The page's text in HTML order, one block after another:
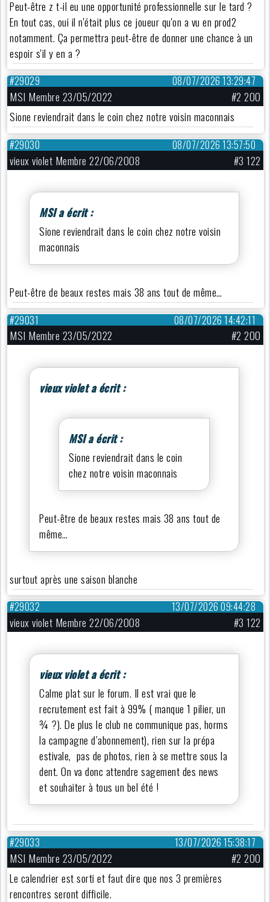
Peut-être z t-il eu une opportunité professionnelle sur le tard ?
En tout cas, oui il n'était plus ce joueur qu'on a vu en prod2
notamment. Ça permettra peut-être de donner une chance à un
espoir s'il y en a ?
08/07/2026 13:29:47
#29029
MSI Membre 23/05/2022
#2 200
Sione reviendrait dans le coin chez notre voisin maconnais
08/07/2026 13:57:50
#29030
vieux violet Membre 22/06/2008 #3 122
MSI a écrit :
Sione reviendrait dans le coin chez notre voisin
maconnais
Peut-être de beaux restes mais 38 ans tout de même…
08/07/2026 14:42:11
#29031
MSI Membre 23/05/2022 #2 200
vieux violet a écrit :
MSI a écrit :
Sione reviendrait dans le coin
chez notre voisin maconnais
Peut-être de beaux restes mais 38 ans tout de
même…
surtout après une saison blanche
13/07/2026 09:44:28
#29032
vieux violet Membre 22/06/2008 #3 122
vieux violet a écrit :
Calme plat sur le forum. Il est vrai que le
recrutement est fait à 99% ( manque 1 pilier, un
¾ ?). De plus le club ne communique pas, horms
la campagne d’abonnement), rien sur la prépa
estivale, pas de photos, rien à se mettre sous la
dent. On va donc attendre sagement des news
et souhaiter à tous un bel été !
13/07/2026 15:38:17
#29033
MSI Membre 23/05/2022
#2 200
Le calendrier est sorti et faut dire que nos 3 premières
rencontres seront difficile.